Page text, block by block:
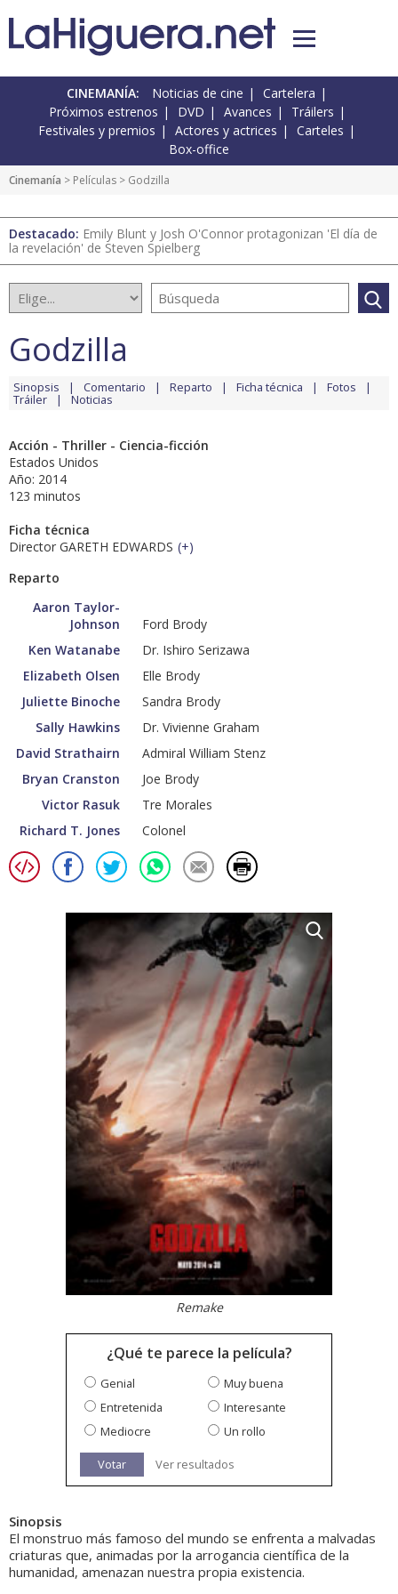
CINEMANÍA: Noticias de cine
Cartelera
Próximos estrenos
DVD Avances
Tráilers
Festivales y premios
Actores y actrices
Carteles
Box-office
Cinemanía > Películas > Godzilla
Destacado: Emily Blunt y Josh O'Connor protagonizan 'El día de
la revelación' de Steven Spielberg
Godzilla
Sinopsis Comentario Reparto Ficha técnica Fotos
Tráiler Noticias
Acción - Thriller - Ciencia-ficción
Estados Unidos
Año: 2014
123 minutos
Ficha técnica
Director GARETH EDWARDS (+)
Reparto
Aaron Taylor-
Johnson
Ford Brody
Ken Watanabe
Dr. Ishiro Serizawa
Elizabeth Olsen
Elle Brody
Juliette Binoche
Sandra Brody
Sally Hawkins
Dr. Vivienne Graham
David Strathairn
Admiral William Stenz
Bryan Cranston
Joe Brody
Victor Rasuk
Tre Morales
Richard T. Jones
Colonel
Remake
¿Qué te parece la película?
Genial
Muy buena
Entretenida
Interesante
Mediocre
Un rollo
Votar Ver resultados
Sinopsis
El monstruo más famoso del mundo se enfrenta a malvadas
criaturas que, animadas por la arrogancia científica de la
humanidad, amenazan nuestra propia existencia.